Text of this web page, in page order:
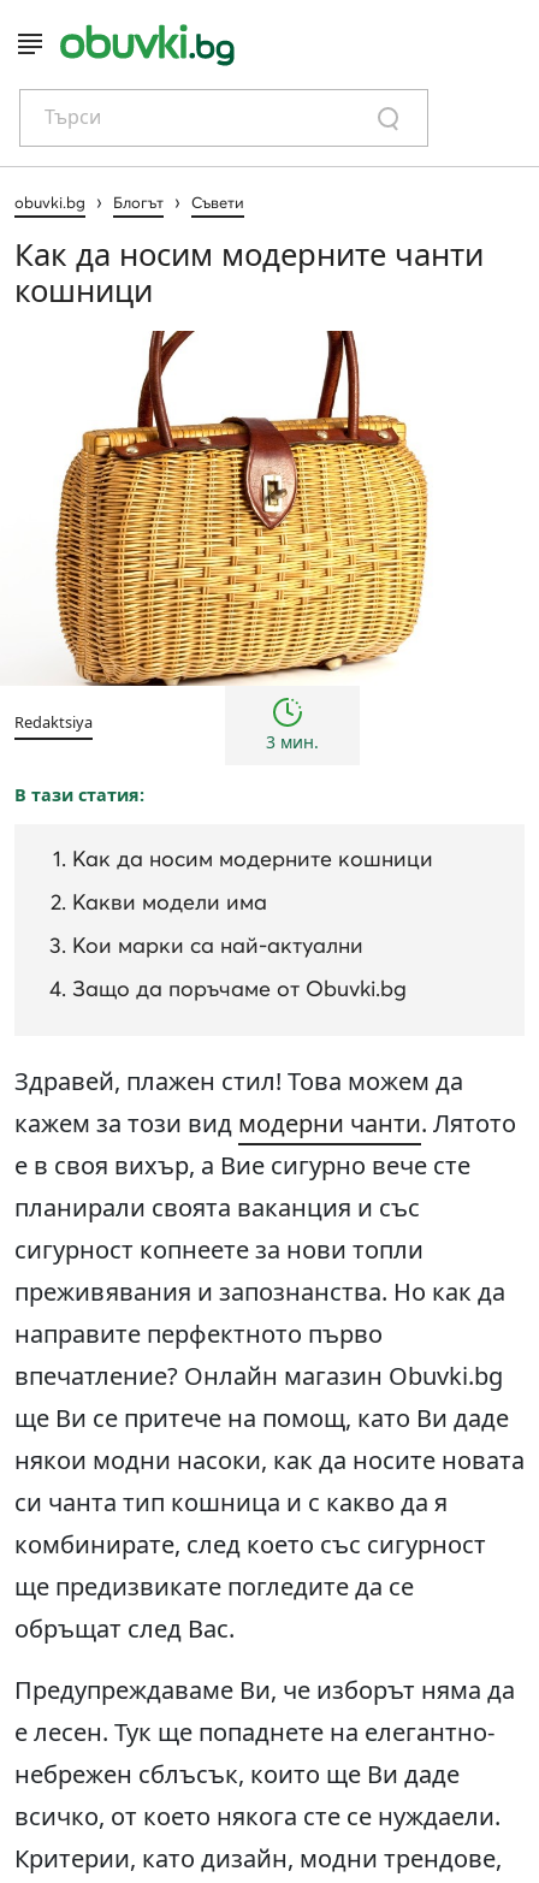
Търси
obuvki.bg › Блогът › Съвети
Как да носим модерните чанти
кошници
Redaktsiya
3 мин.
В тази статия:
Как да носим модерните кошници
Какви модели има
Кои марки са най-актуални
Защо да поръчаме от Obuvki.bg
Здравей, плажен стил! Това можем да
кажем за този вид модерни чанти. Лятото
е в своя вихър, а Вие сигурно вече сте
планирали своята ваканция и със
сигурност копнеете за нови топли
преживявания и запознанства. Но как да
направите перфектното първо
впечатление? Онлайн магазин Obuvki.bg
ще Ви се притече на помощ, като Ви даде
някои модни насоки, как да носите новата
си чанта тип кошница и с какво да я
комбинирате, след което със сигурност
ще предизвикате погледите да се
обръщат след Вас.
Предупреждаваме Ви, че изборът няма да
е лесен. Тук ще попаднете на елегантно-
небрежен сблъсък, които ще Ви даде
всичко, от което някога сте се нуждаели.
Критерии, като дизайн, модни трендове,